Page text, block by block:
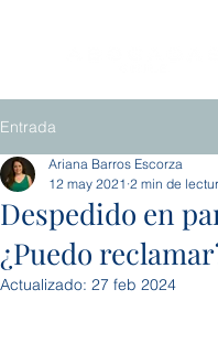
Entrada
Despedido en
¿Puedo
Ariana Barros Escorza
12 may 2021 2 min de
Actualizado: 27 feb 2024